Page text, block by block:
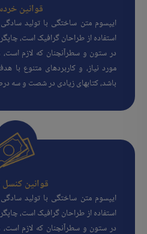
قوانین
ایپسوم متن ساختگی با تولید
استفاده از طراحان گرافیک است،
در ستون و سطرآنچنان که لازم
مورد نیاز، و کاربردهای متنوع با
باشد، کتابهای زیادی در شصت و سه
قوانین
ایپسوم متن ساختگی با تولید
استفاده از طراحان گرافیک است،
در ستون و سطرآنچنان که لازم